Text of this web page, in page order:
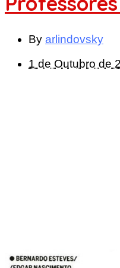
By arlindovsky
1 de Outubro de